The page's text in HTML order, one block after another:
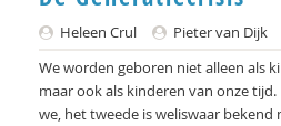
Floor Basten
Lisette Bastiaansen
Vivianne Baur
Heleen Crul Pieter van Dijk
We worden geboren niet alleen als
maar ook als kinderen van onze
we, het tweede is weliswaar bekend